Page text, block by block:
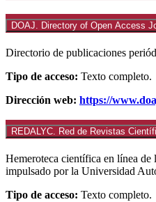
DOAJ. Directory of Open Access
Directorio de publicaciones
Tipo de acceso: Texto completo.
Dirección web: https://
REDALYC. Red de Revistas
Hemeroteca científica en línea
impulsado por la Universidad
Tipo de acceso: Texto completo.